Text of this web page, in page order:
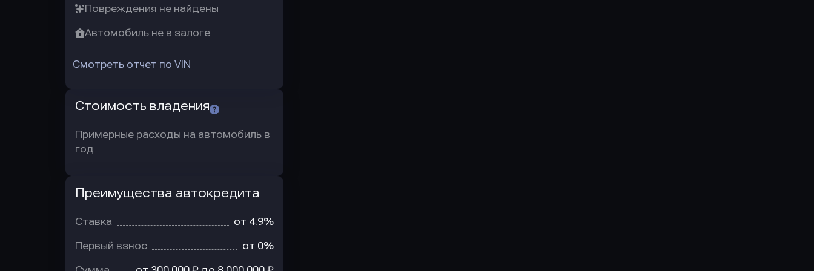
Повреждения не найдены
Автомобиль не в залоге
Смотреть отчет по VIN
Стоимость владения
Примерные расходы на автомобиль в
год
Преимущества автокредита
Ставка от 4.9%
Первый взнос от 0%